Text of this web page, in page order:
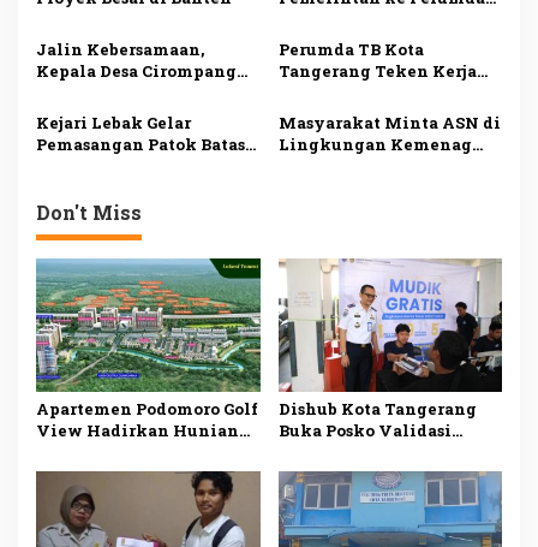
o
s
Dilakukan Pengawasan
Jalin Kebersamaan,
Kepala Desa Cirompang
Royong
Perumda TB Kota
Tangerang Teken Kerja
Triliun untuk Penyedia
Air Bersih
Kejari Lebak Gelar
Pemasangan Patok Batas
Masyarakat Minta ASN di
Lingkungan Kemenag
Don't Miss
Apartemen Podomoro Golf
View Hadirkan Hunian
Kawasan Strategis
Cimanggis
Dishub Kota Tangerang
Buka Posko Validasi